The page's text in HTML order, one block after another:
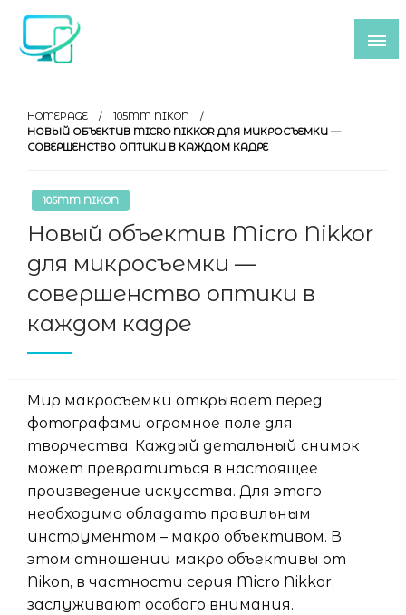
Skip
content
индустрии
HOMEPAGE
105MM NIKON
НОВЫЙ ОБЪЕКТИВ MICRO NIKKOR ДЛЯ МИКРОСЪЕМКИ —
СОВЕРШЕНСТВО ОПТИКИ В КАЖДОМ КАДРЕ
105MM NIKON
Новый объектив Micro Nikkor
для микросъемки —
совершенство оптики в
каждом кадре
Мир макросъемки открывает перед
фотографами огромное поле для
творчества. Каждый детальный снимок
может превратиться в настоящее
произведение искусства. Для этого
необходимо обладать правильным
инструментом – макро объективом. В
этом отношении макро объективы от
Nikon, в частности серия Micro Nikkor,
заслуживают особого внимания.